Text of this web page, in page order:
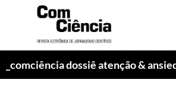
_comciência dossiê atenção &